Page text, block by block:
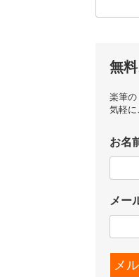
無
楽筆の
気軽に
お名
メー